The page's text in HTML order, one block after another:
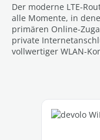
Der moderne LTE-
alle Momente, in
primären Online-
private
vollwertiger WLAN-
Produktgalerie